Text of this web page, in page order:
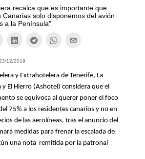
recalca que es importante que
Canarias solo disponemos del avión
a la Península"
12/2019
y Extrahotelera de Tenerife, La
y El Hierro (Ashotel) considera que el
se equivoca al querer poner el foco
75% a los residentes canarios y no en
de las aerolíneas, tras el anuncio del
medidas para frenar la escalada de
una nota remitida por la patronal